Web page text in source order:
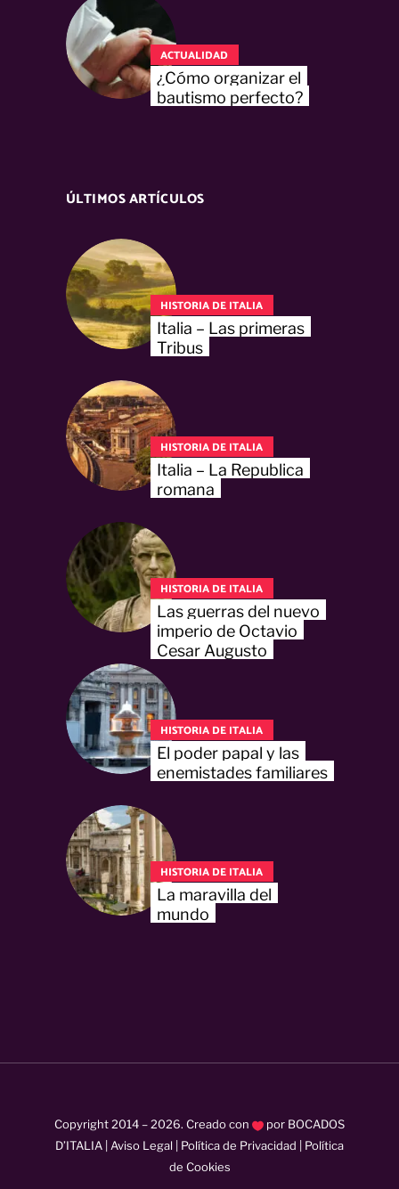
ACTUALIDAD
¿Cómo organizar el
bautismo perfecto?
ÚLTIMOS ARTÍCULOS
HISTORIA DE ITALIA
Italia – Las primeras
Tribus
HISTORIA DE ITALIA
Italia – La Republica
romana
HISTORIA DE ITALIA
Las guerras del nuevo
imperio de Octavio
Cesar Augusto
HISTORIA DE ITALIA
El poder papal y las
enemistades familiares
HISTORIA DE ITALIA
La maravilla del
mundo
Copyright 2014 –2026. Creado con por BOCADOS
D’ITALIA Aviso Legal Política de Privacidad
Política
de Cookies